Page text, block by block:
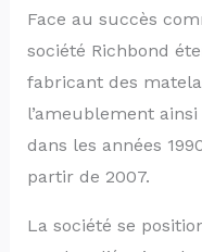
Face au succès
société Richbond
fabricant des
l’ameublement
dans les années
partir de 2007.
La société se